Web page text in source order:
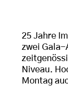
25 Jahre
zwei Gala-
Niveau.
Montag